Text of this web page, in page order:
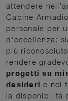
attendere
Cabine
personale per
d'eccellenza:
più
rendere
progetti su
desideri e noi
la disponibilità